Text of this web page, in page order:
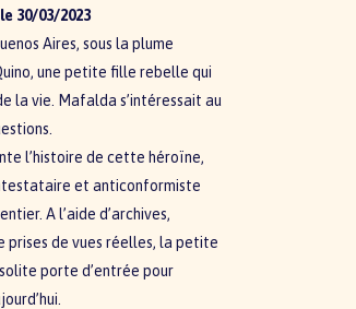
30/03/2023
Aires, sous la plume
une petite fille rebelle qui
la vie. Mafalda s’intéressait au
l’histoire de cette héroïne,
et anticonformiste
A l’aide d’archives,
prises de vues réelles, la petite
porte d’entrée pour